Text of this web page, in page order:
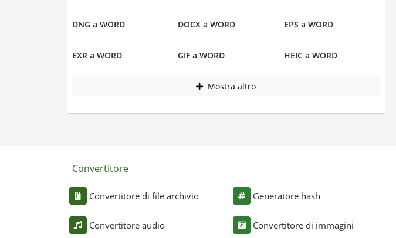
DNG a WORD DOCX a WORD EPS a WORD
EXR a WORD GIF a WORD HEIC a WORD
Mostra altro
Convertitore
Convertitore di file archivio
Convertitore audio
Generatore hash
Convertitore di immagini